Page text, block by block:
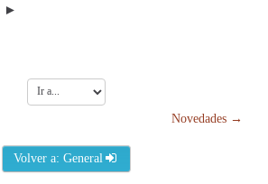
Ir
a...
Novedades →
Volver a: General